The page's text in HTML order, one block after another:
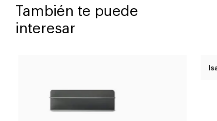
También te puede
interesar